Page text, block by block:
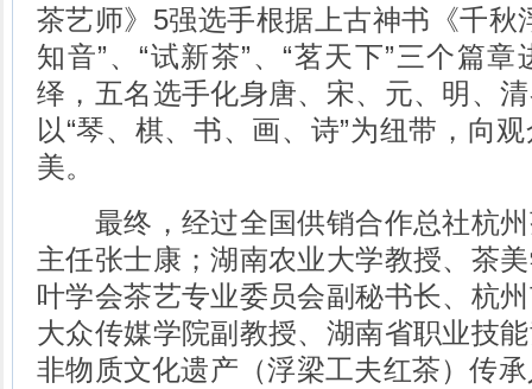
茶艺师》5强选手根据上古神书《千秋
知音”、“试新茶”、“茗天下”三个篇
绎，五名选手化身唐、宋、元、明、
以“琴、棋、书、画、诗”为纽带，向
美。
最终，经过全国供销合作总社杭州
主任张士康；湖南农业大学教授、茶
叶学会茶艺专业委员会副秘书长、杭
大众传媒学院副教授、湖南省职业技
非物质文化遗产（浮梁工夫红茶）传